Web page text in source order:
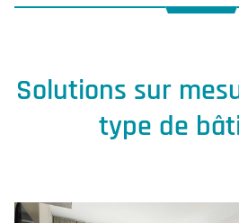
Solutions sur
type de